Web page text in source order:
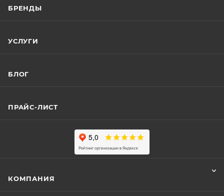
БРЕНДЫ
УСЛУГИ
БЛОГ
ПРАЙС-ЛИСТ
КОМПАНИЯ